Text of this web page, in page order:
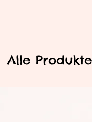
Alle Produkte